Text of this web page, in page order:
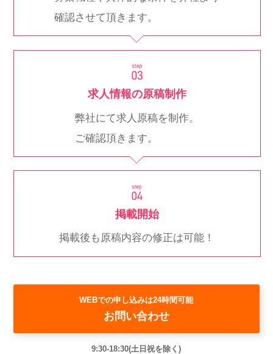
確認させて頂きます。
求人情報の原稿制作
弊社にて求人原稿を制作。
ご確認頂きます。
掲載開始
掲載後も原稿内容の修正は可能！
WEBでの申し込みは24時間可能
お問い合わせ
9:30-18:30(土日祝を除く)